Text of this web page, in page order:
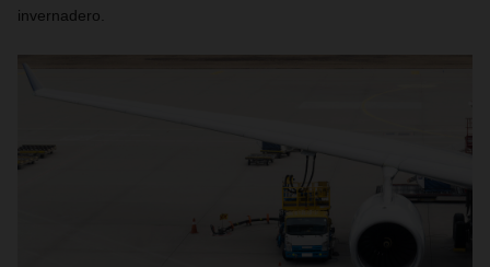
invernadero.